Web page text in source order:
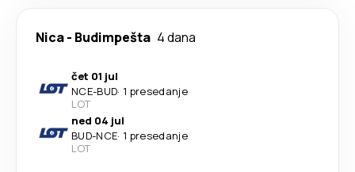
Nica- Budimpešta 4 dana
čet 01 jul
NCE-BUD· 1 presedanje
LOT
ned 04 jul
BUD-NCE· 1 presedanje
LOT